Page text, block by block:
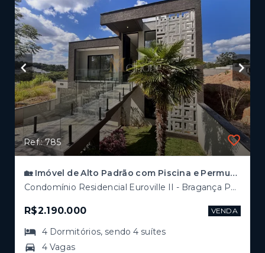
Ref.: 785
🏡 Imóvel de Alto Padrão com Piscina e Permuta – Ref. Euroville 2 | Bragança Paulista
Condomínio Residencial Euroville II - Bragança Paulista/SP
R$2.190.000 VENDA
4 Dormitórios, sendo4 suítes
4 Vagas